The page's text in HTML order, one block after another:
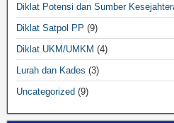
Diklat Potensi dan Sumber
Diklat Satpol PP (9)
Diklat UKM/UMKM (4)
Lurah dan Kades (3)
Uncategorized (9)